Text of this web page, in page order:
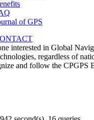
of GPS
interested in Global
regardless of
and follow the CPGPS